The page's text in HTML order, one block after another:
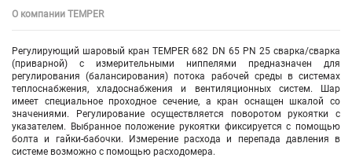
О компании TEMPER
Регулирующий шаровый кранTEMPER 682 DN 65 PN 25 сварка/сварка
(приварной) с измерительными ниппелями предназначен для
регулирования (балансирования) потока рабочей среды в системах
теплоснабжения, хладоснабжения и вентиляционных систем. Шар
имеет специальное проходное сечение, а кран оснащен шкалой со
значениями. Регулирование осуществляется поворотом рукоятки с
указателем. Выбранное положение рукоятки фиксируется с помощью
болта и гайки-бабочки. Измерение расхода и перепада давления в
системе возможно с помощью расходомера.